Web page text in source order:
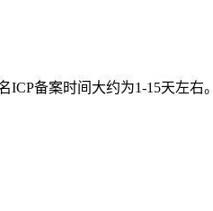
备案时间大约为1-15天左